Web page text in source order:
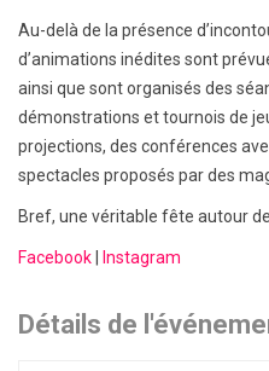
Au-delà de la présence
d’animations inédites sont
ainsi que sont organisés des
démonstrations et tournois de
projections, des conférences
spectacles proposés par des
Bref, une véritable fête autour
Facebook Instagram
Détails de